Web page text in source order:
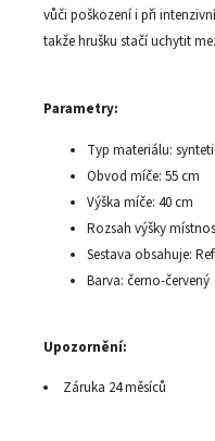
vůči poškození i při
takže hrušku stačí uchytit
Parametry:
Typ materiálu:
Obvod míče: 55 cm
Výška míče: 40 cm
Rozsah výšky
Sestava obsahuje:
Barva: černo-červený
Upozornění:
Záruka 24 měsíců